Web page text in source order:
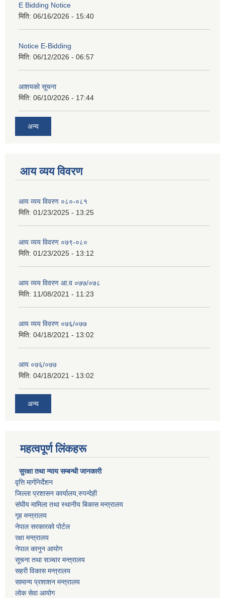
E Bidding Notice
मिति: 06/16/2026 - 15:40
Notice E-Bidding
मिति: 06/12/2026 - 06:57
आशयको सूचना
मिति: 06/10/2026 - 17:44
अन्य
आय व्यय विवरण
आय व्यय विवरण ०८०-०८१
मिति: 01/23/2025 - 13:25
आय व्यय विवरण ०७९-०८०
मिति: 01/23/2025 - 13:12
आय व्यय विवरण आ.व ०७७/०७८
मिति: 11/08/2021 - 11:23
आय व्यय विवरण ०७६/०७७
मिति: 04/18/2021 - 13:02
आय ०७६/०७७
मिति: 04/18/2021 - 13:02
अन्य
महत्वपूर्ण लिंकहरू
सुरक्षा तथा न्याय सम्बन्धी जानकारी
वृत्ति मार्गनिर्देशन
जिल्ला प्रशासन कार्यालय,रुपन्देही
संघीय मामिला तथा स्थानीय बिकास मन्त्रालय
गृह मन्त्रालय
नेपाल सरकारको पोर्टल
रक्षा मन्त्रालय
नेपाल कानुन आयोग
सूचना तथा सञ्चार मन्त्रालय
सहरी विकास मन्त्रालय
सामान्य प्रशाशन मन्त्रालय
लोक सेवा आयोग